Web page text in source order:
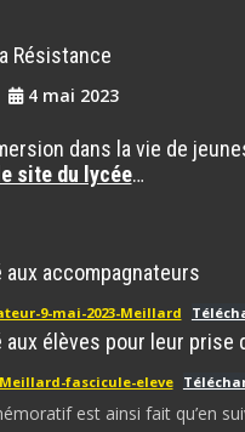
Résistance
4 mai 2023
dans la vie de
le site du lycée…
accompagnateurs
9-mai-2023-Meillard
élèves pour leur prise
fascicule-eleve
est ainsi fait qu’en